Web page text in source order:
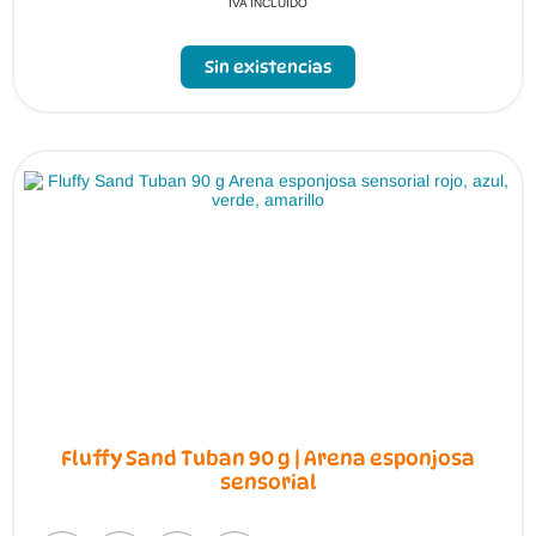
IVA INCLUIDO
Sin existencias
Fluffy Sand Tuban 90 g | Arena esponjosa
sensorial